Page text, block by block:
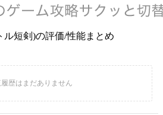
ル短剣)の評価/性能まとめ